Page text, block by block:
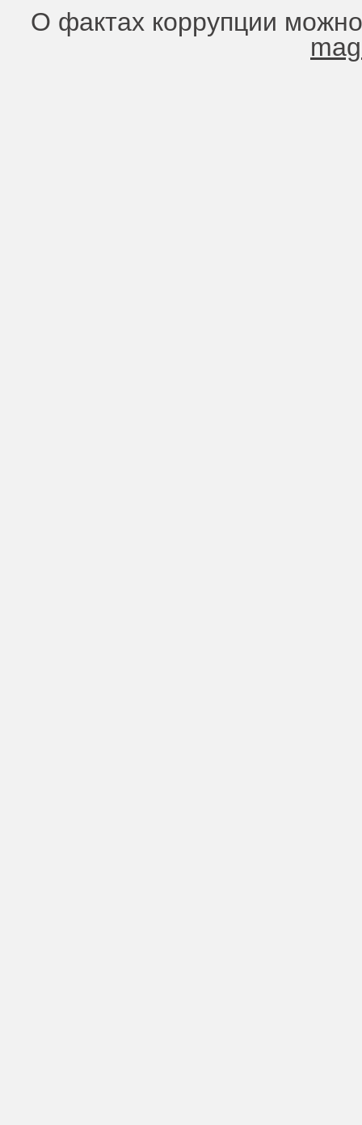
О фактах коррупции